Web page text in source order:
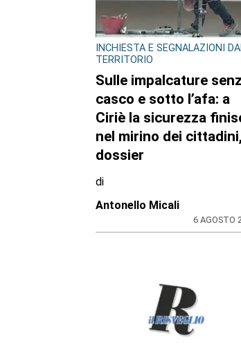
CONSIGLIO REGIONALE
Ambiente e conti
pubblici al centro
dell’attività questa
settimana in Consiglio
regionale
di
Redazione CRP